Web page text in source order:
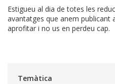
Estigueu al dia de totes les
avantatges que anem publicant
aprofitar i no us en perdeu cap.
Temàtica